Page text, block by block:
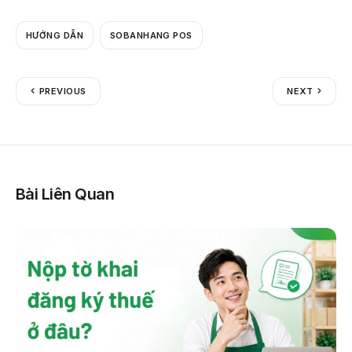
HƯỚNG DẪN SOBANHANG POS
PREVIOUS NEXT
Bài Liên Quan